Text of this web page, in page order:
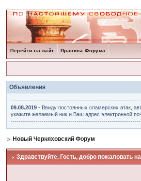
Перейти на сайт Правила Форума
Объявления
09.08.2019 - Ввиду постоянных спамерских атак,
укажите желаемый ник и Ваш адрес электронной
Новый Черняховский Форум
Здравствуйте, Гость, добро пожаловать